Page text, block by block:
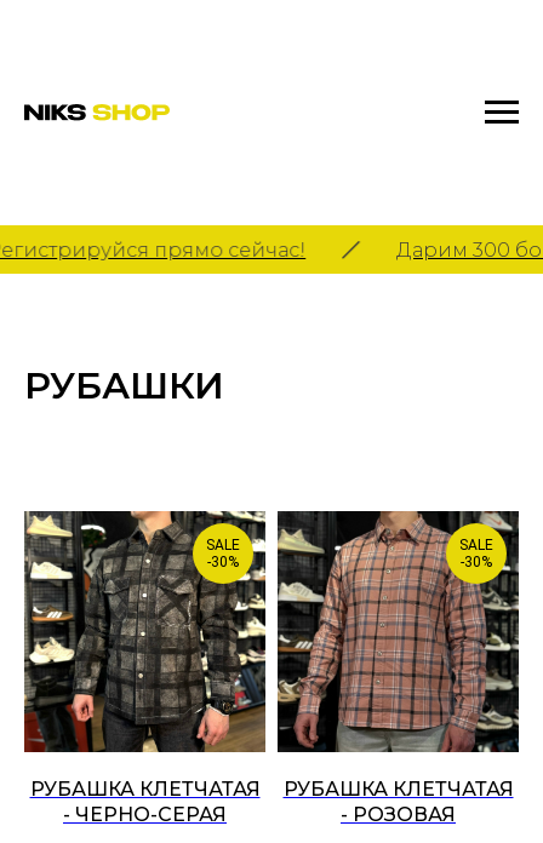
прямо сейчас! Дарим 300
РУБАШКИ
SALE
-30%
РУБАШКА КЛЕТЧАТАЯ
- ЧЕРНО-СЕРАЯ
SALE
-30%
РУБАШКА КЛЕТЧАТАЯ
- РОЗОВАЯ